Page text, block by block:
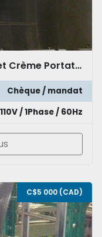
KALISH Remplisseuse Liquide et Crème Portative
Chèque / mandat
110V / 1Phase / 60Hz
C$5 000 (CAD)